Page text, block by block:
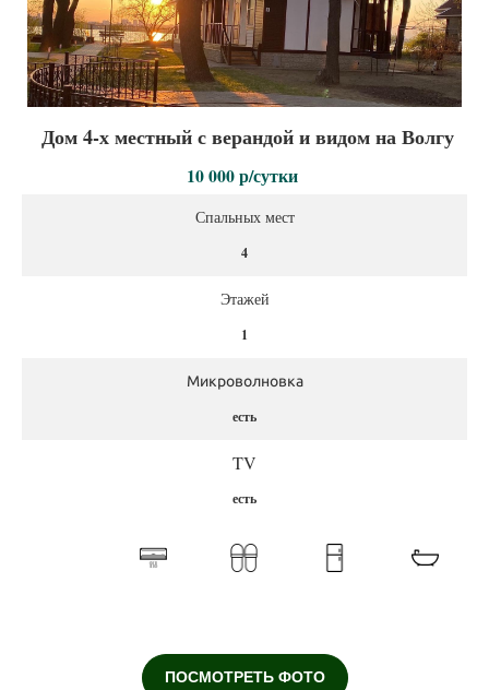
Дом 4-х местный с верандой и видом на Волгу
10 000 р/сутки
Спальных мест
4
Этажей
1
Микроволновка
есть
TV
есть
ПОСМОТРЕТЬ ФОТО